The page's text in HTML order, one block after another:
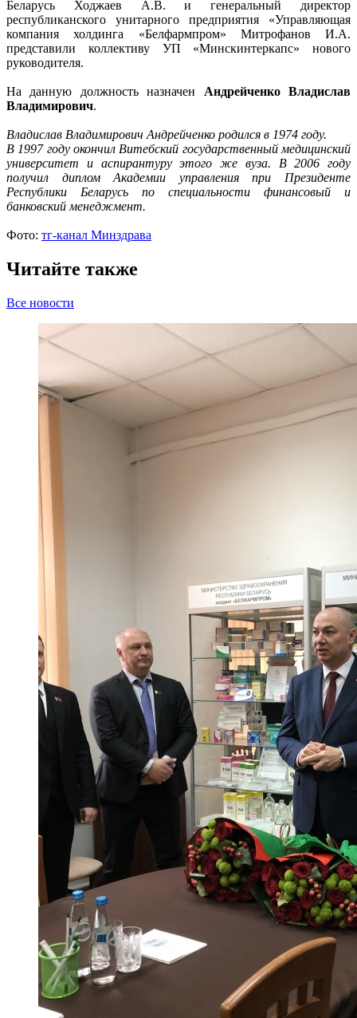
Беларусь Ходжаев А.В. и генеральный директор
республиканского унитарного предприятия «Управляющая
компания холдинга «Белфармпром» Митрофанов И.А.
представили коллективу УП «Минскинтеркапс» нового
руководителя.
На данную должность назначен Андрейченко Владислав
Владимирович.
Владислав Владимирович Андрейченко родился в 1974 году.
В 1997 году окончил Витебский государственный медицинский
университет и аспирантуру этого же вуза. В 2006 году
получил диплом Академии управления при Президенте
Республики Беларусь по специальности финансовый и
банковский менеджмент.
Фото: тг-канал Минздрава
Читайте также
Все новости